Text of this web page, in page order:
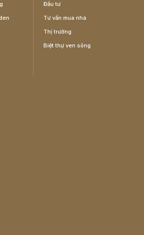
Đầu tư
Tư vấn mua nhà
Thị trường
Biệt thự ven sông